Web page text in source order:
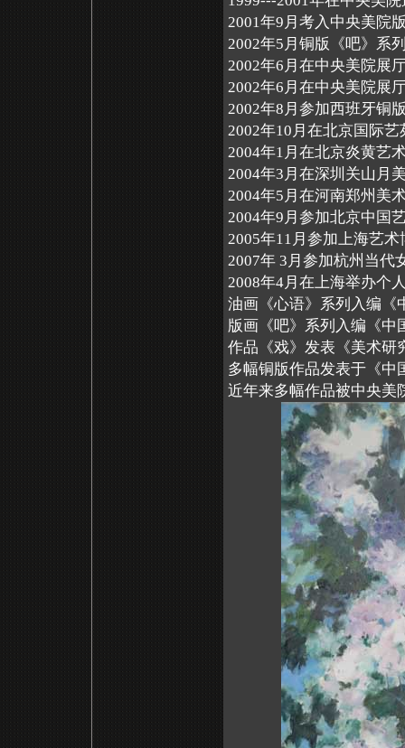
2001年9月考入中央美院
2002年5月铜版《吧》系
2002年6月在中央美院展
2002年6月在中央美院展
2002年8月参加西班牙铜
2002年10月在北京国际
2004年1月在北京炎黄艺
2004年3月在深圳关山月
2004年5月在河南郑州美
2004年9月参加北京中国
2005年11月参加上海艺术
2007年 3月参加杭州当代
2008年4月在上海举办个
油画《心语》系列入编《
版画《吧》系列入编《中
作品《戏》发表《美术研
多幅铜版作品发表于《中
近年来多幅作品被中央美